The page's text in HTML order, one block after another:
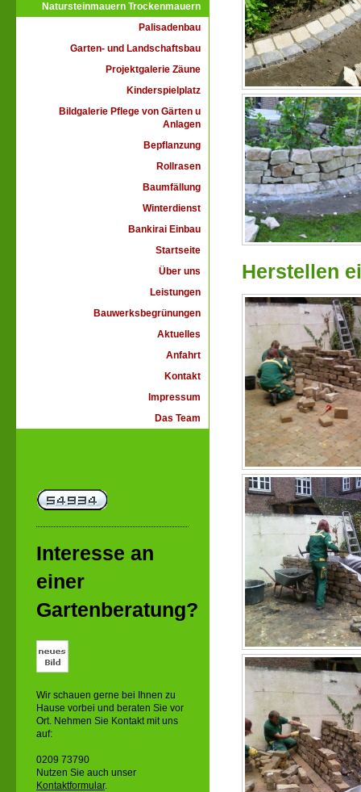
Herstellen
Natursteinmauern Trockenmauern
Palisadenbau
Garten- und Landschaftsbau
Projektgalerie Zäune
Kinderspielplatz
Bildgalerie Pflege von Gärten u
Anlagen
Bepflanzung
Rollrasen
Baumfällung
Winterdienst
Bankirai Einbau
Startseite
Über uns
Leistungen
Bauwerksbegrünungen
Aktuelles
Anfahrt
Kontakt
Impressum
Das Team
Interesse an
einer
Gartenberatung?
Wir schauen gerne bei Ihnen zu
Hause vorbei und beraten Sie vor
Ort. Nehmen Sie Kontakt mit uns
auf:
0209 73790
Nutzen Sie auch unser
Kontaktformular.